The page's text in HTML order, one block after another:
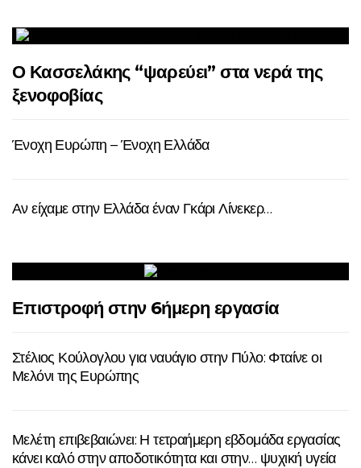
Ο Κασσελάκης “ψαρεύει” στα νερά της
ξενοφοβίας
Ένοχη Ευρώπη – Ένοχη Ελλάδα
Αν είχαμε στην Ελλάδα έναν Γκάρι Λίνεκερ…
Επιστροφή στην 6ήμερη εργασία
Στέλιος Κούλογλου για ναυάγιο στην Πύλο: Φταίνε οι
Μελόνι της Ευρώπης
Μελέτη επιβεβαιώνει: Η τετραήμερη εβδομάδα εργασίας
κάνει καλό στην αποδοτικότητα και στην… ψυχική υγεία